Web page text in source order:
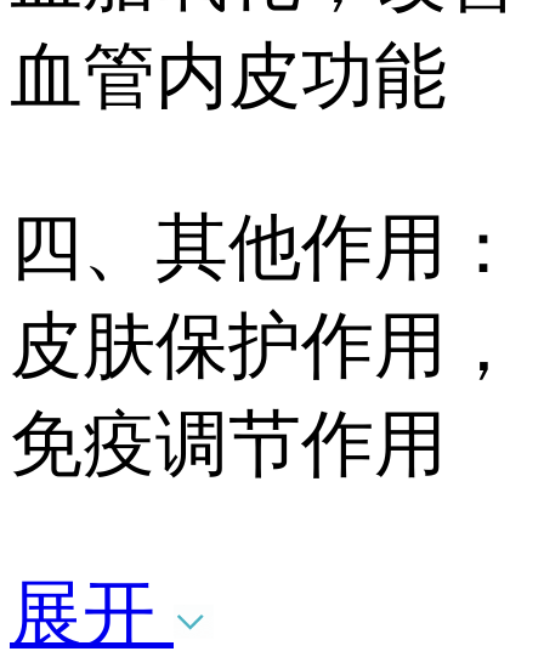
血管内皮功能
四、其他作用：
皮肤保护作用，
免疫调节作用
展开